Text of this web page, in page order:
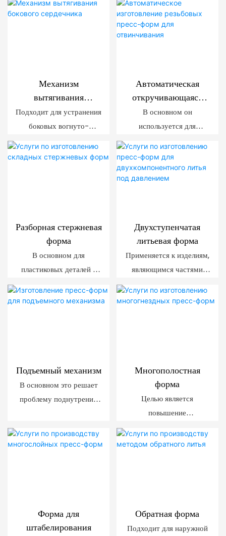
Механизм
вытягивания
бокового сердечника
Подходит для устранения
боковых вогнуто-
поднутрений на
Автоматическая
откручивающаяся
резьба
В основном он
используется для
пластиковых деталей с
внутренней резьбой или в
случаях, когда
резьбы.
Разборная стержневая
форма
В основном для
пластиковых деталей с
выточками, сложными
Двухступенчатая
литьевая форма
Применяется к изделиям,
являющимся частями
состоящими из разных
Подъемный механизм
В основном это решает
проблему поднутрений
выброс.
Многополостная
форма
Целью является
повышение
снижение удельных
Форма для
штабелирования
Обратная форма
Подходит для наружной